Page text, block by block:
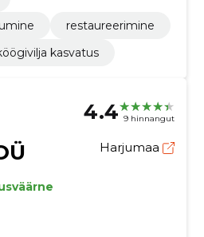
restaureerimine
kasvatus
4.4 9 hinnangut
Harjumaa